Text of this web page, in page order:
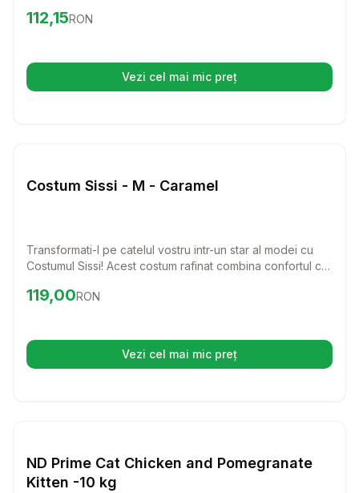
asigura o alimentatie echilibrata si delicios de sanatoasa
Preț:112.15
112,15RON
Vezi cel mai mic preț(se deschide într-o filă nouă)
Costum Sissi - M - Caramel
Transformati-l pe catelul vostru intr-un star al modei cu
Costumul Sissi! Acest costum rafinat combina confortul cu
Preț:119.00
119,00RON
Vezi cel mai mic preț(se deschide într-o filă nouă)
ND Prime Cat Chicken and Pomegranate
Kitten -10 kg